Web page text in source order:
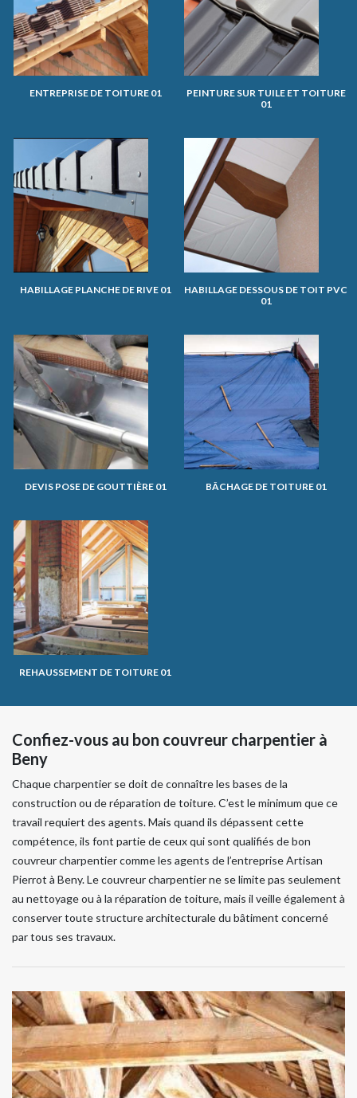
ENTREPRISE DE TOITURE 01
PEINTURE SUR TUILE ET TOITURE
01
HABILLAGE PLANCHE DE RIVE 01
HABILLAGE DESSOUS DE TOIT PVC
01
DEVIS POSE DE GOUTTIÈRE 01 BÂCHAGE DE TOITURE 01
REHAUSSEMENT DE TOITURE 01
Confiez-vous au bon couvreur charpentier à
Beny
Chaque charpentier se doit de connaître les bases de la
construction ou de réparation de toiture. C’est le minimum que ce
travail requiert des agents. Mais quand ils dépassent cette
compétence, ils font partie de ceux qui sont qualifiés de bon
couvreur charpentier comme les agents de l’entreprise Artisan
Pierrot à Beny. Le couvreur charpentier ne se limite pas seulement
au nettoyage ou à la réparation de toiture, mais il veille également à
conserver toute structure architecturale du bâtiment concerné
par tous ses travaux.